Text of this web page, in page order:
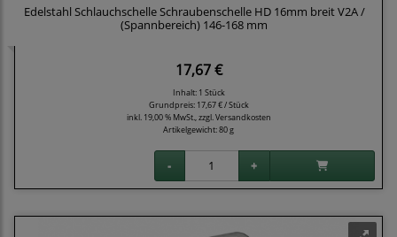
Edelstahl Schlauchschelle Schraubenschelle HD 16mm breit V2A /
(Spannbereich) 146-168 mm
17,67 €
Inhalt: 1 Stück
Grundpreis: 17,67 € / Stück
inkl. 19,00 % MwSt., zzgl. Versandkosten
Artikelgewicht: 80 g